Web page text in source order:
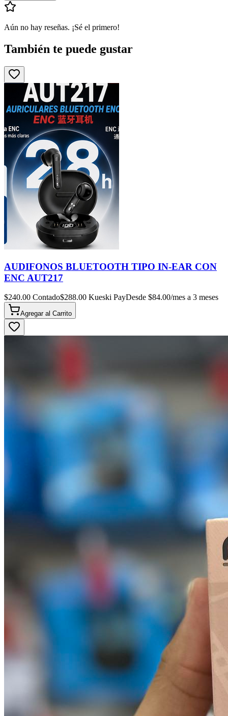
Aún no hay reseñas. ¡Sé el primero!
También te puede gustar
AUDIFONOS BLUETOOTH TIPO IN-EAR CON
ENC AUT217
$240.00 Contado$288.00 Kueski PayDesde $84.00/mes a 3 meses
Agregar al Carrito